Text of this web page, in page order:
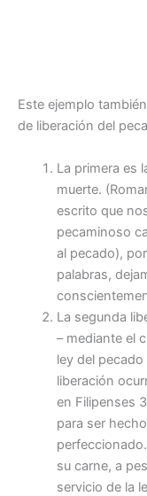
Este ejemplo
de liberación del
La primera es
muerte.
escrito que
pecaminoso
al pecado),
palabras,
La segunda
– mediante el
ley del
liberación
en Filipenses
para ser
su carne, a
servicio de la